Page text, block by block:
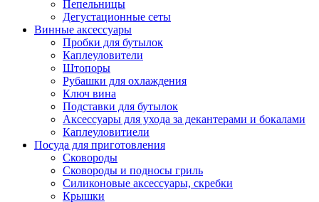
Пепельницы
Дегустационные сеты
Винные аксессуары
Пробки для бутылок
Каплеуловители
Штопоры
Рубашки для охлаждения
Ключ вина
Подставки для бутылок
Аксессуары для ухода за декантерами и бокалами
Каплеуловитиели
Посуда для приготовления
Сковороды
Сковороды и подносы гриль
Силиконовые аксессуары, скребки
Крышки